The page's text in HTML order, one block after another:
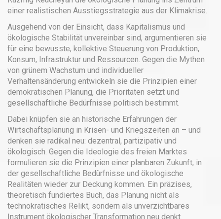
einer realistischen Ausstiegsstrategie aus der Klimakrise.
Ausgehend von der Einsicht, dass Kapitalismus und
ökologische Stabilität unvereinbar sind, argumentieren sie
für eine bewusste, kollektive Steuerung von Produktion,
Konsum, Infrastruktur und Ressourcen. Gegen die Mythen
von grünem Wachstum und individueller
Verhaltensänderung entwickeln sie die Prinzipien einer
demokratischen Planung, die Prioritäten setzt und
gesellschaftliche Bedürfnisse politisch bestimmt.
Dabei knüpfen sie an historische Erfahrungen der
Wirtschaftsplanung in Krisen- und Kriegszeiten an – und
denken sie radikal neu: dezentral, partizipativ und
ökologisch. Gegen die Ideologie des freien Marktes
formulieren sie die Prinzipien einer planbaren Zukunft, in
der gesellschaftliche Bedürfnisse und ökologische
Realitäten wieder zur Deckung kommen. Ein präzises,
theoretisch fundiertes Buch, das Planung nicht als
technokratisches Relikt, sondern als unverzichtbares
Instrument ökologischer Transformation neu denkt.